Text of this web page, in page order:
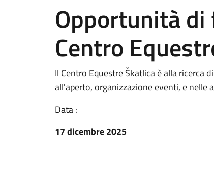
Opportunità
Centro
Il Centro Equestre Škatlica è alla
all'aperto, organizzazione eventi, e nelle
Data :
17 dicembre 2025